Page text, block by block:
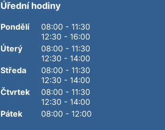
Úřední hodiny
Pondělí
08:00 - 11:30
12:30 - 16:00
Úterý
08:00 - 11:30
12:30 - 14:00
Středa
08:00 - 11:30
12:30 - 14:00
Čtvrtek
08:00 - 11:30
12:30 - 14:00
Pátek
08:00 - 12:00